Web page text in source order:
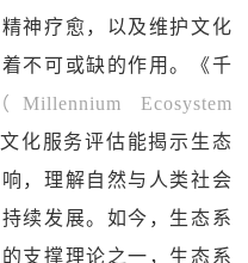
神疗愈，以及维护文化
不可或缺的作用。《千
（Millennium Ecosystem
化服务评估能揭示生态
，理解自然与人类社会
续发展。如今，生态系
支撑理论之一，生态系